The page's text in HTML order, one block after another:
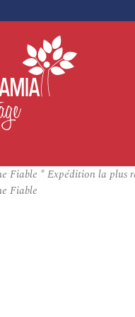
Fiable * Expédition la plus
Fiable